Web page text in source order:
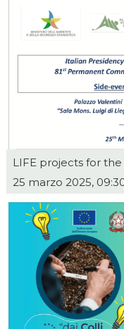
LIFE projects for
25 marzo 2025,